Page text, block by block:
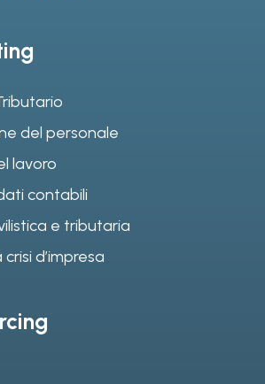
del personale
lavoro
contabili
e tributaria
d’impresa